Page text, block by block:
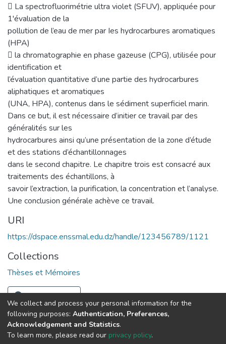
 La spectrofluorimétrie ultra violet (SFUV), appliquée pour
1'évaluation de la
pollution de l’eau de mer par Ies hydrocarbures aromatiques
(HPA)
 la chromatographie en phase gazeuse (CPG), utilisée pour
identification et
l’évaluation quantitative d’une partie des hydrocarbures
aliphatiques et aromatiques
(UNA, HPA), contenus dans le sédiment superficiel marin.
Dans ce but, il est nécessaire d’initier ce travail par des
généralités sur les
hydrocarbures ainsi qu’une présentation de la zone d’étude
et des stations d’échantillonnages
dans le second chapitre. Le chapitre trois est consacré aux
traitements des échantillons, à
savoir l’extraction, la purification, la concentration et l’analyse.
Une conclusion générale achève ce travail.
URI
https://dspace.enssmal.edu.dz/handle/123456789/1121
Collections
Thèses et Mémoires
Full item page
© 2025 ENSSMAL – Tous droits réservés.
We collect and process your personal information for the
following purposes: Authentication, Preferences,
Acknowledgement and Statistics.
To learn more, please read our privacy policy.